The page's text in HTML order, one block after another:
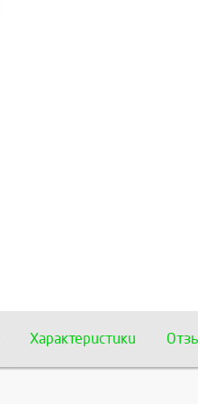
Характеристики